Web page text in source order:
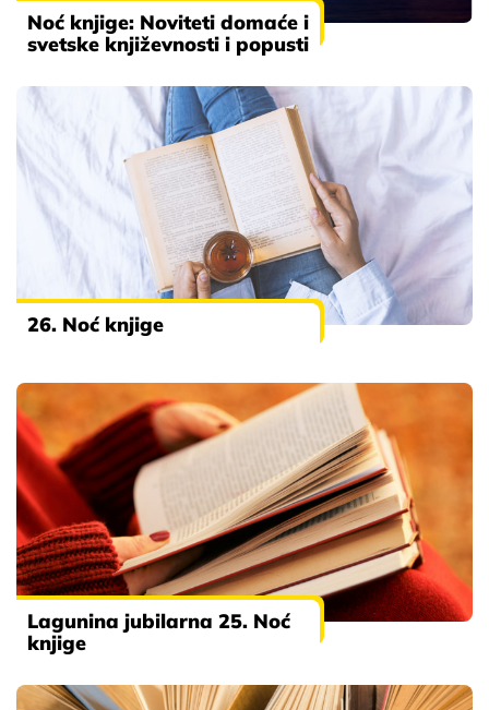
Noć knjige: Noviteti domaće i
svetske književnosti i popusti
26. Noć knjige
Lagunina jubilarna 25. Noć
knjige